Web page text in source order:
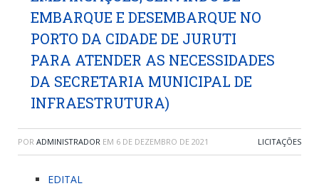
EMBARQUE E DESEMBARQUE NO
PORTO DA CIDADE DE JURUTI
PARA ATENDER AS NECESSIDADES
DA SECRETARIA MUNICIPAL DE
INFRAESTRUTURA)
POR ADMINISTRADOR EM 6 DE DEZEMBRO DE 2021 LICITAÇÕES
EDITAL